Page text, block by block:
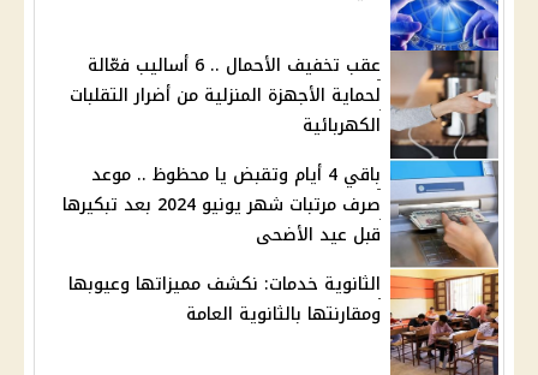
عقب تخفيف الأحمال .. 6 أساليب فعّالة
لحماية الأجهزة المنزلية من أضرار التقلبات
الكهربائية
باقي 4 أيام وتقبض يا محظوظ .. موعد
صرف مرتبات شهر يونيو 2024 بعد تبكيرها
قبل عيد الأضحى
الثانوية خدمات: نكشف مميزاتها وعيوبها
ومقارنتها بالثانوية العامة